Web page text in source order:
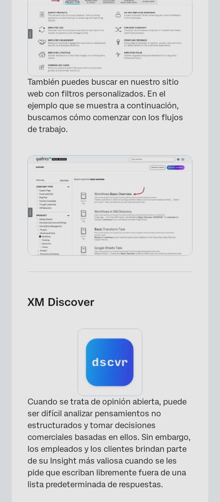
También puedes buscar en nuestro sitio
web con filtros personalizados. En el
ejemplo que se muestra a continuación,
buscamos cómo comenzar con los flujos
de trabajo.
XM Discover
Cuando se trata de opinión abierta, puede
ser difícil analizar pensamientos no
estructurados y tomar decisiones
comerciales basadas en ellos. Sin embargo,
los empleados y los clientes brindan parte
de su Insight más valiosa cuando se les
pide que escriban libremente fuera de una
lista predeterminada de respuestas.